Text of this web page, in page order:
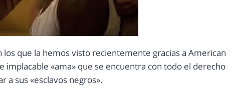
que la hemos visto recientemente gracias a American
implacable «ama» que se encuentra con todo el derecho
a sus «esclavos negros».